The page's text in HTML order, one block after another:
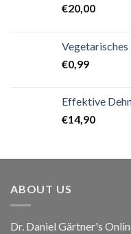
€20,00
€0,99
Effektive
€14,90
ABOUT US
Dr. Daniel Gärtner's